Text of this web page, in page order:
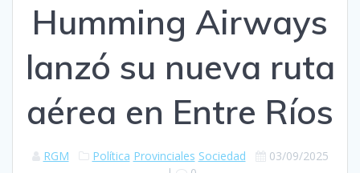
Humming Airways
lanzó su nueva ruta
aérea en Entre Ríos
RGM Política Provinciales Sociedad
03/09/2025